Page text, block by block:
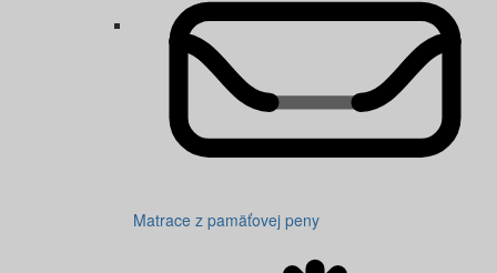
Matrace z pamäťovej peny